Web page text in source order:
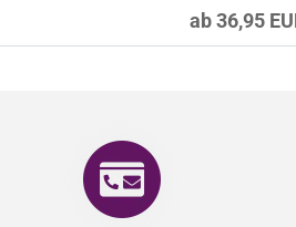
ab 36,95